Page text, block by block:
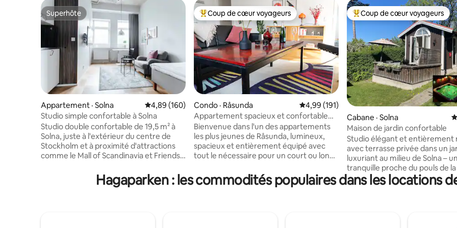
Superhôte
Superhôte
Appartement · Solna Note moyenne de 4,89 sur 5, 160 commentaires
4,89 (160)
Studio simple confortable à Solna
Studio double confortable de 19,5 m² à
Solna, juste à l'extérieur du centre de
Stockholm et à proximité d'attractions
comme le Mall of Scandinavia et Friends
cm de large, une salle de bain privée, une
kitchenette entièrement équipée et un
Coup de cœur voyageurs parmi les plus aimés
Coup de cœur voyageurs
Condo · Råsunda Note moyenne de 4,99 sur 5, 191
4,99 (191)
Appartement spacieux et confortable
avec lit Queen, à 10 minutes de la ville
Bienvenue dans l'un des appartements
les plus jeunes de Råsunda, lumineux,
spacieux et entièrement équipé avec
tout le nécessaire pour un court ou long
métro de T-Centralen (10 minutes de
trajet). Profitez d'un grand lit pour une
Coup de cœur voyageurs
Coup de cœur voyageurs
Cabane · Solna
Maison de jardin confortable
Studio élégant et entièrement
avec terrasse privée dans un
luxuriant au milieu de Solna –
tranquille proche du pouls de la
Parfait pour les couples ou
voyagent seuls. À seulement
d'Arlanda. Le Mall of
Hagaparken : les commodités populaires dans les locations